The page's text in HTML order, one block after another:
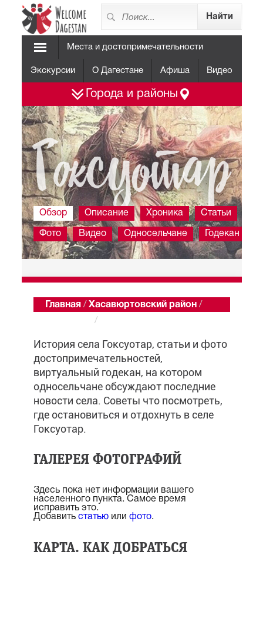
Места и достопримечательности
Экскурсии О Дагестане Афиша Видео
Города и районы
Гоксуотар
Обзор Описание Хроника Статьи
Фото Видео Односельчане Годекан
Главная / Хасавюртовский район /
/
История села Гоксуотар, статьи и фото
достопримечательностей,
виртуальный годекан, на котором
односельчане обсуждают последние
новости села. Советы что посмотреть,
где остановиться и отдохнуть в селе
Гоксуотар.
ГАЛЕРЕЯ ФОТОГРАФИЙ
Здесь пока нет информации вашего
населенного пункта. Самое время
исправить это.
Добавить статьюили фото.
КАРТА. КАК ДОБРАТЬСЯ